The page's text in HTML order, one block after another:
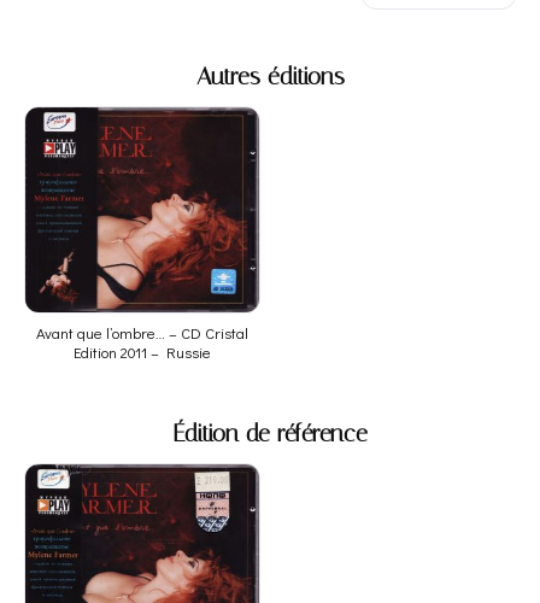
Autres éditions
Avant que l’ombre… – CD Cristal
Edition 2011 – Russie
Édition de référence